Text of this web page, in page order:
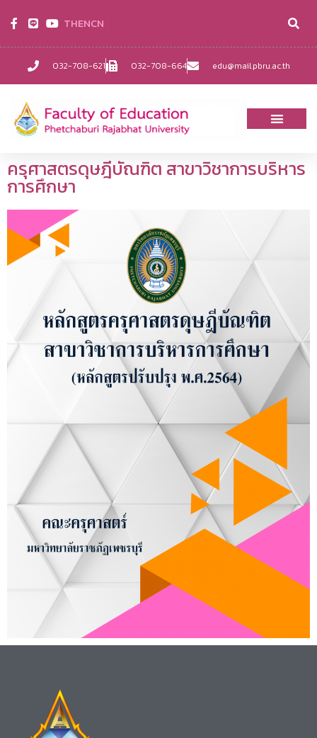
032-708-621 032-708-664 edu@mail.pbru.ac.th
THENCN
ครุศาสตรดุษฎีบัณฑิต สาขาวิชาการบริหาร
การศึกษา